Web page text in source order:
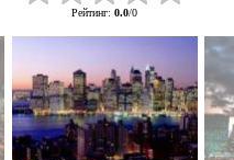
Рейтинг: 0.0/0